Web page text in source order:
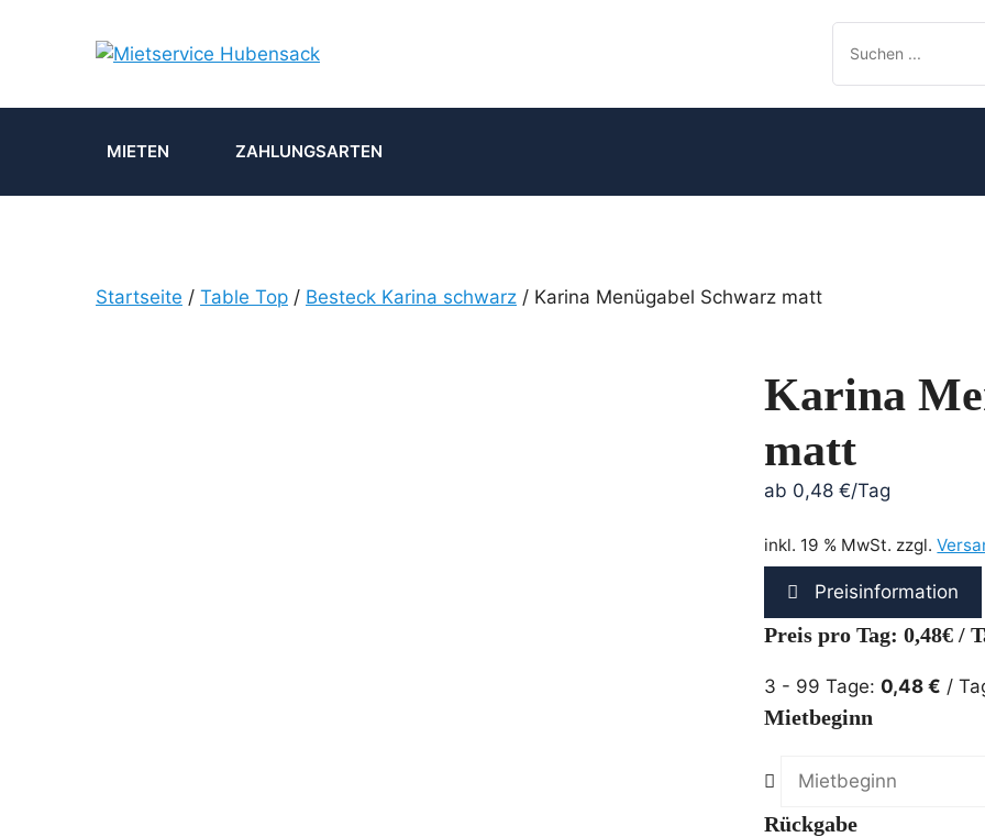
MIETEN ZAHLUNGSARTEN
Startseite / Table Top / Besteck Karina schwarz / Karina Menügabel Schwarz matt
Karina
matt
ab 0,48€/Tag
inkl. 19 % MwSt. zzgl.
Preisinformation
Preis pro Tag: 0,48€ /
3 - 99 Tage:0,48€ /
Mietbeginn
Rückgabe